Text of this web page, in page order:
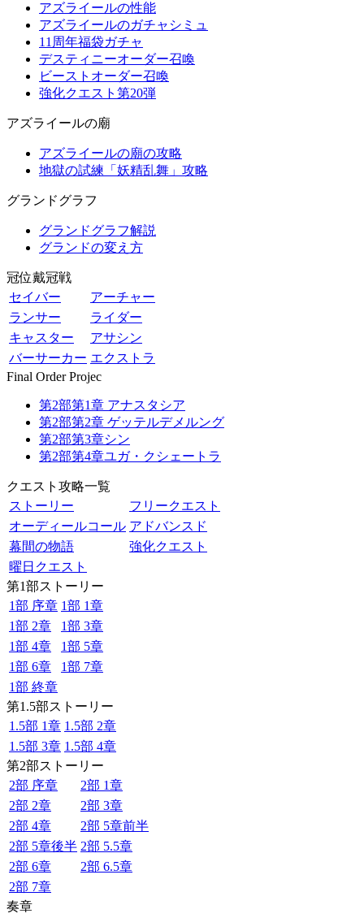
アズライールの性能
アズライールのガチャシミュ
11周年福袋ガチャ
デスティニーオーダー召喚
ビーストオーダー召喚
強化クエスト第20弾
アズライールの廟
アズライールの廟の攻略
地獄の試練「妖精乱舞」攻略
グランドグラフ
グランドグラフ解説
グランドの変え方
冠位戴冠戦
セイバー
アーチャー
ランサー
ライダー
キャスター
アサシン
バーサーカー エクストラ
Final Order Projec
第2部第1章 アナスタシア
第2部第2章 ゲッテルデメルング
第2部第3章シン
第2部第4章ユガ・クシェートラ
クエスト攻略一覧
ストーリー
フリークエスト
オーディールコール アドバンスド
幕間の物語
強化クエスト
曜日クエスト
第1部ストーリー
1部 序章 1部 1章
1部 2章
1部 3章
1部 4章
1部 5章
1部 6章
1部 7章
1部 終章
第1.5部ストーリー
1.5部 1章 1.5部 2章
1.5部 3章 1.5部 4章
第2部ストーリー
2部 序章
2部 1章
2部 2章
2部 3章
2部 4章
2部 5章前半
2部 5章後半 2部 5.5章
2部 6章
2部 6.5章
2部 7章
奏章